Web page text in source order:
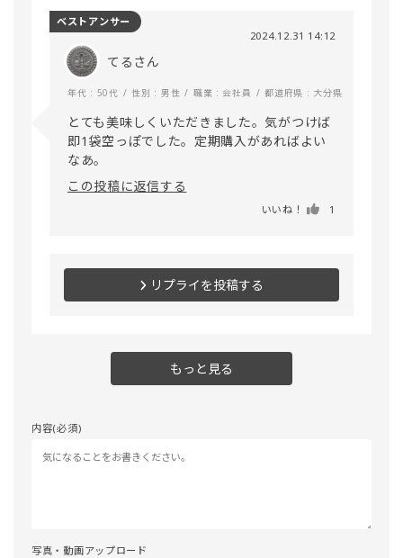
2024.12.31 14:12
てるさん
年代 : 50代 性別 : 男性 職業 : 会社員 都道府県 : 大分県
とても美味しくいただきました。気がつけば
即1袋空っぽでした。定期購入があればよい
なあ。
この投稿に返信する
いいね！ 1
ベストアンサー
リプライを投稿する
もっと見る
内容(必須)
写真・動画アップロード